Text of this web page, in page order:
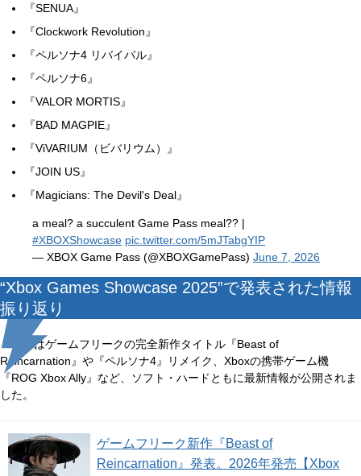
『SENUA』
『Clockwork Revolution』
『ペルソナ4 リバイバル』
『ペルソナ6』
『VALOR MORTIS』
『BAD MAGPIE』
『ViVARIUM（ビバリウム）』
『JOIN US』
『Magicians: The Devil's Deal』
a meal? a succulent Game Pass meal?? |
#XBOXShowcase pic.twitter.com/5mJTabgYIP
— XBOX Game Pass (@XBOXGamePass) June 7, 2026
“Xbox Games Showcase 2025”で発表された情報
振り返り
昨年はゲームフリークの完全新作タイトル『Beast of
Reincarnation』や『ペルソナ4』リメイク、Xboxの携帯ゲーム機
『ROG Xbox Ally』など、ソフト・ハードともに最新情報が公開されま
した。
ゲームフリーク新作『Beast of
Reincarnation』発表。2026年発売【Xbox